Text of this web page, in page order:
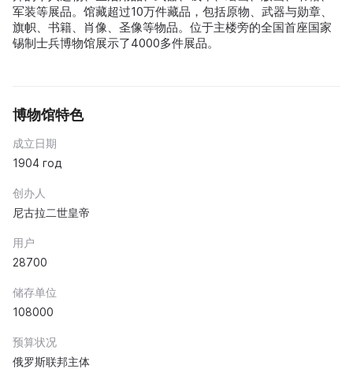
军装等展品。馆藏超过10万件藏品，包括原物、武器与勋章、
旗帜、书籍、肖像、圣像等物品。位于主楼旁的全国首座国家
锡制士兵博物馆展示了4000多件展品。
博物馆特色
成立日期
1904 год
创办人
尼古拉二世皇帝
用户
28700
储存单位
108000
预算状况
俄罗斯联邦主体